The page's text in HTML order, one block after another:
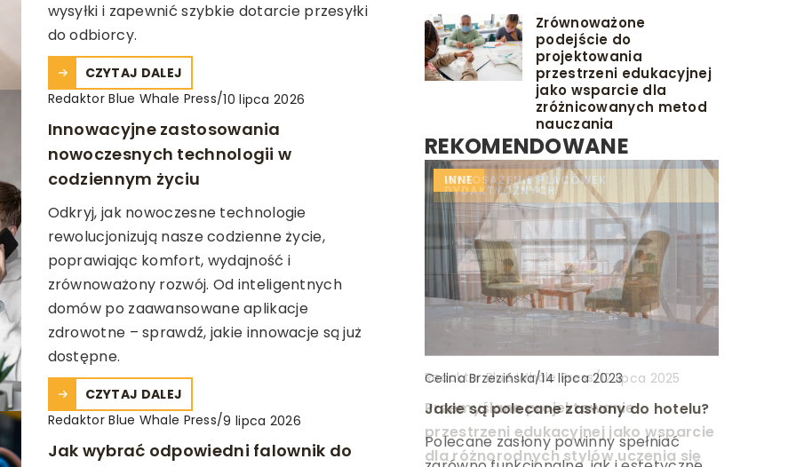
wysyłki i zapewnić szybkie dotarcie przesyłki
do odbiorcy.
CZYTAJ DALEJ
Redaktor Blue Whale Press/10 lipca 2026
Innowacyjne zastosowania
nowoczesnych technologii w
codziennym życiu
Odkryj, jak nowoczesne technologie
rewolucjonizują nasze codzienne życie,
poprawiając komfort, wydajność i
zrównoważony rozwój. Od inteligentnych
domów po zaawansowane aplikacje
zdrowotne – sprawdź, jakie innowacje są już
dostępne.
CZYTAJ DALEJ
Redaktor Blue Whale Press/9 lipca 2026
Jak wybrać odpowiedni falownik do
Zrównoważone
podejście do
projektowania
przestrzeni edukacyjnej
jako wsparcie dla
zróżnicowanych metod
nauczania
REKOMENDOWANE
INNE
Celina Brzezińska/3 lipca 2024
Jak efektywnie sadzić kwiaty
pracując w ogrodnictwie za granicą?
INNE
Celina Brzezińska/14 lipca 2023
Jakie są polecane zasłony do hotelu?
Polecane zasłony powinny spełniać
WYPOSAŻENIE PLACÓWEK
DYDAKTYCZNYCH
Redaktor Blue Whale Press/12 lipca 2025
Przemyślane projektowanie
przestrzeni edukacyjnej jako wsparcie
dla różnorodnych stylów uczenia się